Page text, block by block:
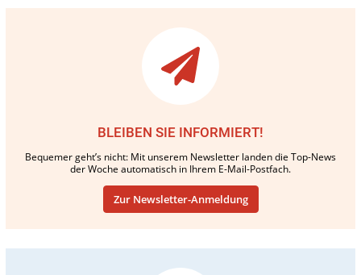
BLEIBEN SIE INFORMIERT!
Bequemer geht’s nicht: Mit unserem Newsletter landen die Top-News
der Woche automatisch in Ihrem E-Mail-Postfach.
Zur Newsletter-Anmeldung